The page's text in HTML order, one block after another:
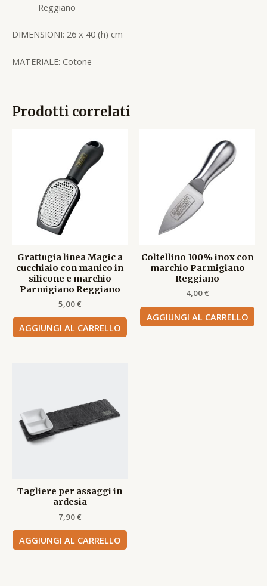
Reggiano
DIMENSIONI: 26 x 40 (h) cm
MATERIALE: Cotone
Prodotti correlati
Grattugia linea Magic a
cucchiaio con manico in
silicone e marchio
Parmigiano Reggiano
5,00€
AGGIUNGI AL CARRELLO
Coltellino 100% inox con
marchio Parmigiano
Reggiano
4,00€
AGGIUNGI AL CARRELLO
Tagliere per assaggi in
ardesia
7,90€
AGGIUNGI AL CARRELLO